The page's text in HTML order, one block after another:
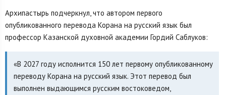
Архипастырь подчеркнул, что автором первого
опубликованного перевода Корана на русский язык был
профессор Казанской духовной академии Гордий Саблуков:
«В 2027 году исполнится 150 лет первому опубликованному
переводу Корана на русский язык. Этот перевод был
выполнен выдающимся русским востоковедом,